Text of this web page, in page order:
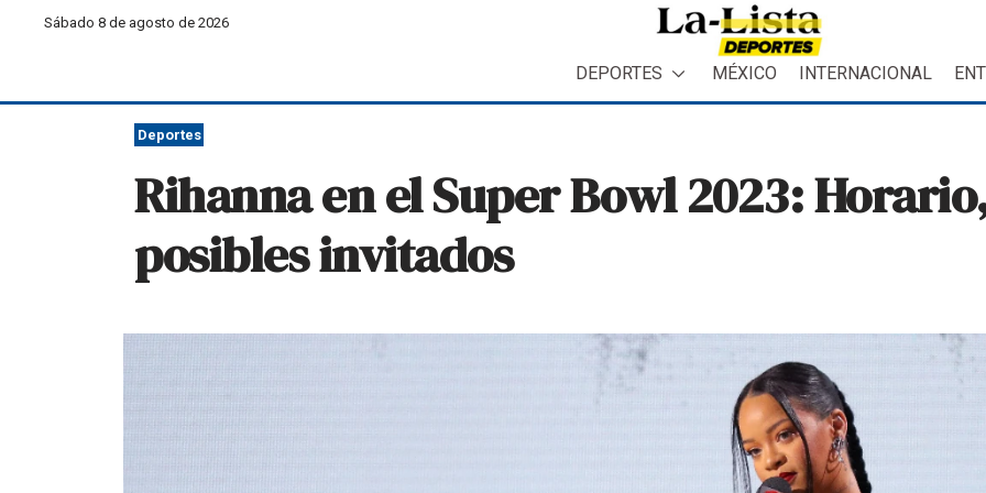
Sábado 8 de agosto de 2026
DEPORTES MÉXICO INTERNACIONAL
Deportes
Rihanna en el Super Bowl 2023:
posibles invitados